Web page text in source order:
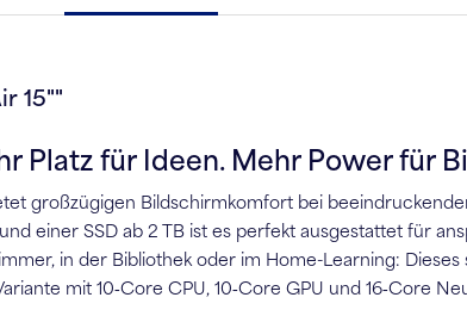
15""
Platz für Ideen. Mehr Power für
großzügigen Bildschirmkomfort bei
einer SSD ab 2 TB ist es perfekt ausgestattet für
in der Bibliothek oder im Home-Learning:
mit 10‑Core CPU, 10‑Core GPU und 16‑Core